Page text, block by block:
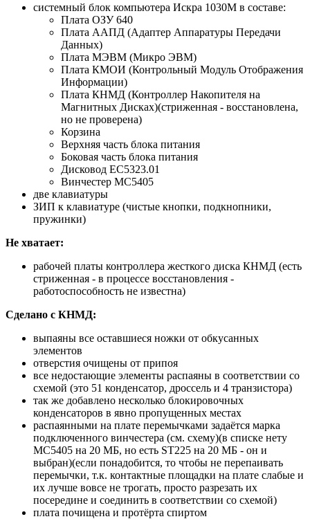
системный блок компьютера Искра 1030М в составе:
Плата ОЗУ 640
Плата ААПД (Адаптер Аппаратуры Передачи
Данных)
Плата МЭВМ (Микро ЭВМ)
Плата КМОИ (Контрольный Модуль Отображения
Информации)
Плата КНМД (Контроллер Накопителя на
Магнитных Дисках)(стриженная - восстановлена,
но не проверена)
Корзина
Верхняя часть блока питания
Боковая часть блока питания
Дисковод ЕС5323.01
Винчестер МС5405
две клавиатуры
ЗИП к клавиатуре (чистые кнопки, подкнопники,
пружинки)
Не хватает:
рабочей платы контроллера жесткого диска КНМД (есть
стриженная - в процессе восстановления -
работоспособность не известна)
Сделано с КНМД:
выпаяны все оставшиеся ножки от обкусанных
элементов
отверстия очищены от припоя
все недостающие элементы распаяны в соответствии со
схемой (это 51 конденсатор, дроссель и 4 транзистора)
так же добавлено несколько блокировочных
конденсаторов в явно пропущенных местах
распаянными на плате перемычками задаётся марка
подключенного винчестера (см. схему)(в списке нету
МС5405 на 20 МБ, но есть ST225 на 20 МБ - он и
выбран)(если понадобится, то чтобы не перепаивать
перемычки, т.к. контактные площадки на плате слабые и
их лучше вовсе не трогать, просто разрезать их
посередине и соединить в соответствии со схемой)
плата почищена и протёрта спиртом